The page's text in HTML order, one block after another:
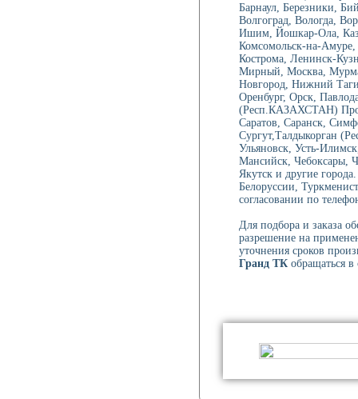
Барнаул, Березники,
Волгоград, Вологда,
Ишим, Йошкар-Ола,
Комсомольск-на-
Кострома, Ленинск-
Мирный, Москва,
Новгород, Нижний
Оренбург, Орск,
(Респ.КАЗАХСТАН)
Саратов, Саранск,
Сургут,Талдыкорган
Ульяновск, Усть-
Мансийск, Чебоксары,
Якутск и другие
Белоруссии,
согласовании по
Для подбора и заказа
разрешение на
уточнения сроков
Гранд ТКобращаться в